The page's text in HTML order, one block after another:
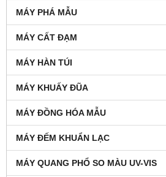
MÁY PHÁ MẪU
MÁY CẤT ĐẠM
MÁY HÀN TÚI
MÁY KHUẤY ĐŨA
MÁY ĐỒNG HÓA MẪU
MÁY ĐẾM KHUẨN LẠC
MÁY QUANG PHỔ SO MÀU UV-VIS